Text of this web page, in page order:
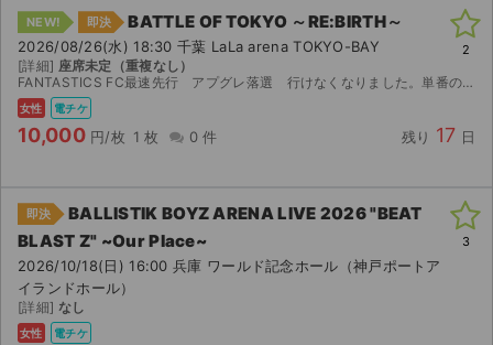
NEW! 即決 BATTLE OF TOKYO ～RE:BIRTH～
2026/08/26(水) 18:30 千葉 LaLa arena TOKYO-BAY
[詳細] 座席未定（重複なし）
FANTASTICS FC最速先行 アプグレ落選 行けなくなりました。単番のため名義変更不可 エラー対応不可 QR画像を送付いたします。公演中止以外の如何なる場合も返金不可。
女性 電チケ
10,000 円/枚 1 枚 0 件 残り 17 日
2
即決
BALLISTIK BOYZ ARENA LIVE 2026 "BEAT
BLAST Z" ~Our Place~
2026/10/18(日) 16:00 兵庫 ワールド記念ホール（神戸ポートア
イランドホール）
[詳細] なし
女性 電チケ
3